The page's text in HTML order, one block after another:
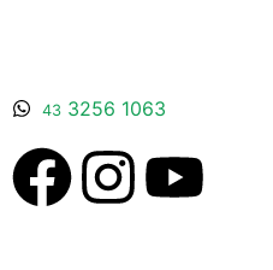
43 3256 1063